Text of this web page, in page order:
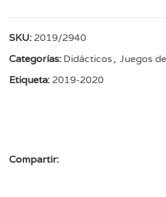
SKU: 2019/2940
Categorías: Didácticos, Juegos
Etiqueta: 2019-2020
Compartir: